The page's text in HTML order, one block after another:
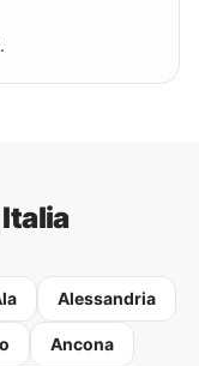
Alessandria
Ancona